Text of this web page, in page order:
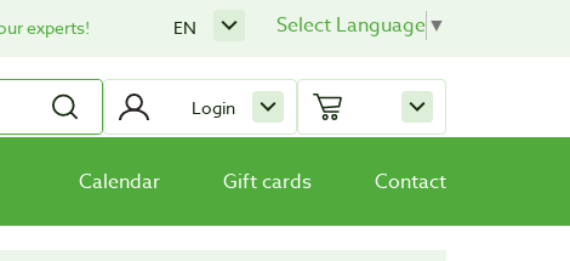
experts! Select Language▼
EN
Login
Calendar Gift cards Contact